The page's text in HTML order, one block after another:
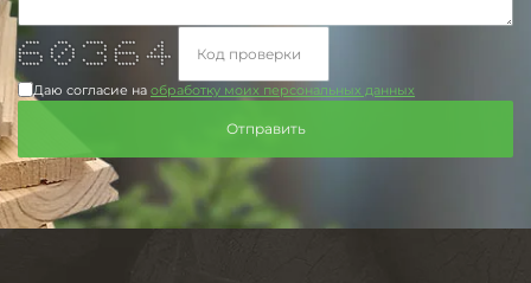
**** *** ***** **** *
* * * * * * **
* * * * * * * *
****** * * * ** ****** * *
* * * * * * * * *******
* * * * * * * * *
***** *** ***** ***** *
Даю согласие на обработку моих персональных данных